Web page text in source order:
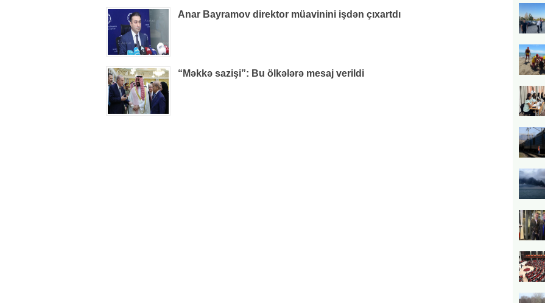
Anar Bayramov direktor müavinini işdən çıxartdı
“Məkkə sazişi”: Bu ölkələrə mesaj verildi